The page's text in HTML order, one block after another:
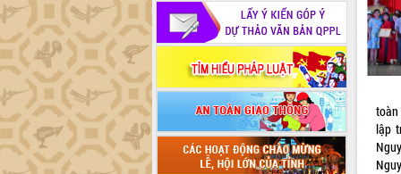
lập